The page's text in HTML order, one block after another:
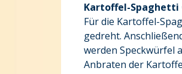
Kartoffel-Spaghetti
Für die Kartoffel-
gedreht.
werden Speckwürfel
Anbraten der